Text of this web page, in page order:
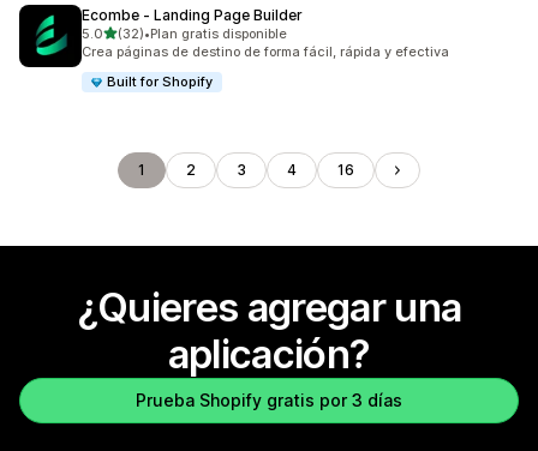
Ecombe ‑ Landing Page Builder
5.0de 5 estrellas
(32)
32 reseñas en total
•Plan gratis disponible
Crea páginas de destino de forma fácil, rápida y efectiva
Built for Shopify
1 2 3 4 16
¿Quieres agregar una
aplicación?
Prueba Shopify gratis por 3 días